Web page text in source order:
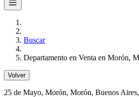
Buscar
Departamento en Venta en Morón,
Volver
25 de Mayo, Morón, Morón, Buenos